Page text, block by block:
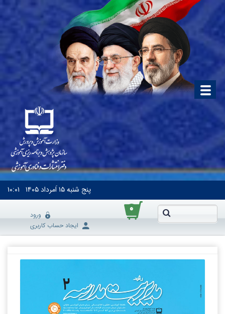
پنج شنبه۱۵ اَمرداد ۱۴۰۵ ۱۰:۰۱
۰
ورود
ایجاد حساب کاربری